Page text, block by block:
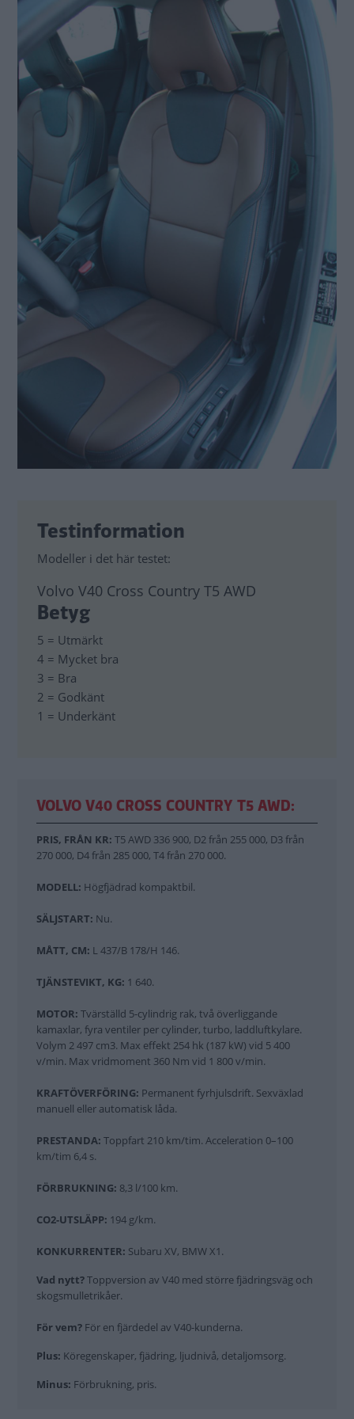
Testinformation
Modeller i det här testet:
Volvo V40 Cross Country T5 AWD
Betyg
5 = Utmärkt
4 = Mycket bra
3 = Bra
2 = Godkänt
1 = Underkänt
VOLVO V40 CROSS COUNTRY T5 AWD:
PRIS, FRÅN KR: T5 AWD 336 900, D2 från 255 000, D3 från
270 000, D4 från 285 000, T4 från 270 000.
MODELL: Högfjädrad kompaktbil.
SÄLJSTART: Nu.
MÅTT, CM: L 437/B 178/H 146.
TJÄNSTEVIKT, KG: 1 640.
MOTOR: Tvärställd 5-cylindrig rak, två överliggande
kamaxlar, fyra ventiler per cylinder, turbo, laddluftkylare.
Volym 2 497 cm3. Max effekt 254 hk (187 kW) vid 5 400
v/min. Max vridmoment 360 Nm vid 1 800 v/min.
KRAFTÖVERFÖRING: Permanent fyrhjulsdrift. Sexväxlad
manuell eller automatisk låda.
PRESTANDA: Toppfart 210 km/tim. Acceleration 0–100
km/tim 6,4 s.
FÖRBRUKNING: 8,3 l/100 km.
CO2-UTSLÄPP: 194 g/km.
KONKURRENTER: Subaru XV, BMW X1.
Vad nytt?Toppversion av V40 med större fjädringsväg och
skogsmulletrikåer.
För vem? För en fjärdedel av V40-kunderna.
Plus: Köregenskaper, fjädring, ljudnivå, detaljomsorg.
Minus: Förbrukning, pris.